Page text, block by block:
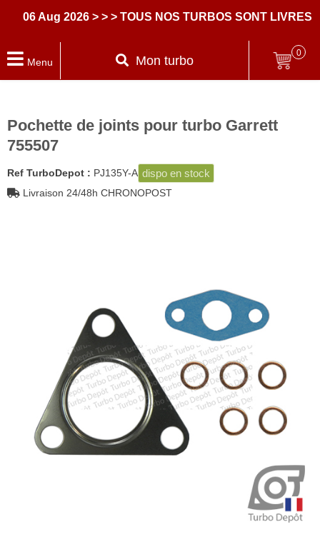
06 Aug 2026 > > > TOUS NOS TURBOS SONT LIVRES
Menu Mon turbo
0
Pochette de joints pour turbo Garrett
755507
Ref TurboDepot : PJ135Y-A dispo en stock
Livraison 24/48h CHRONOPOST